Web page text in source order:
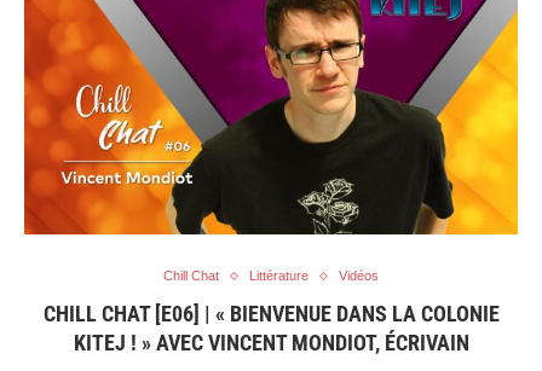
Chill Chat Littérature Vidéos
CHILL CHAT [E06] | « BIENVENUE DANS LA COLONIE
KITEJ ! » AVEC VINCENT MONDIOT, ÉCRIVAIN